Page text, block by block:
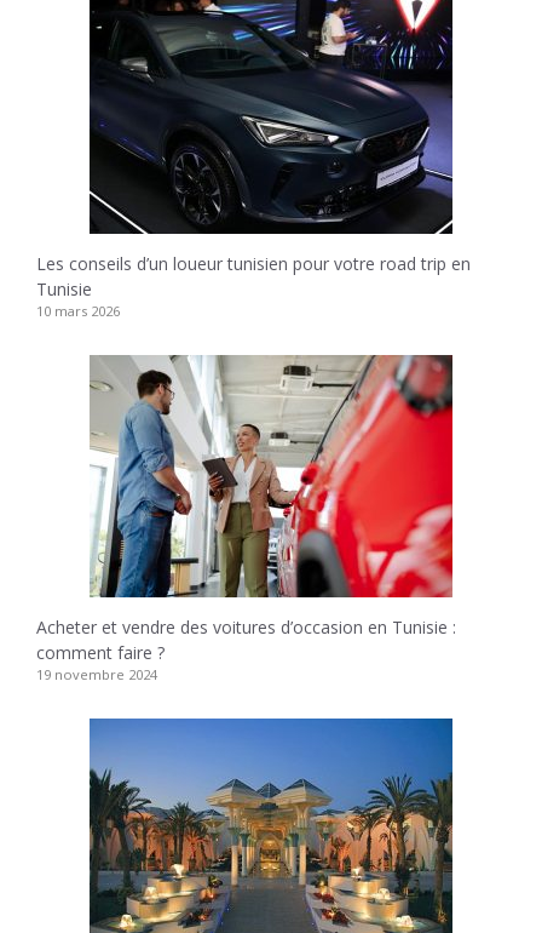
Les conseils d’un loueur tunisien pour votre road trip en
Tunisie
10 mars 2026
Acheter et vendre des voitures d’occasion en Tunisie :
comment faire ?
19 novembre 2024